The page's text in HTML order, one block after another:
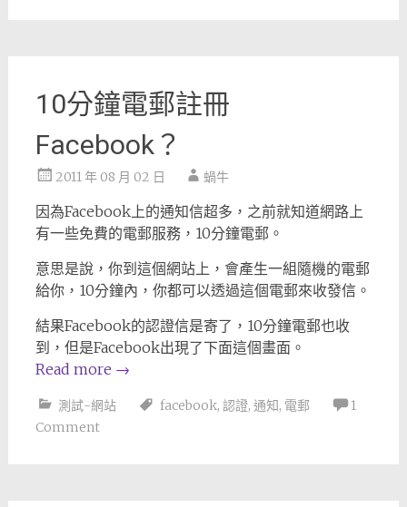
10分鐘電郵註冊
Facebook？
2011 年 08 月 02 日 蝸牛
因為Facebook上的通知信超多，之前就知道網路上
有一些免費的電郵服務，10分鐘電郵。
意思是說，你到這個網站上，會產生一組隨機的電郵
給你，10分鐘內，你都可以透過這個電郵來收發信。
結果Facebook的認證信是寄了，10分鐘電郵也收
到，但是Facebook出現了下面這個畫面。
Read more →
測試-網站 facebook, 認證, 通知, 電郵
1
Comment